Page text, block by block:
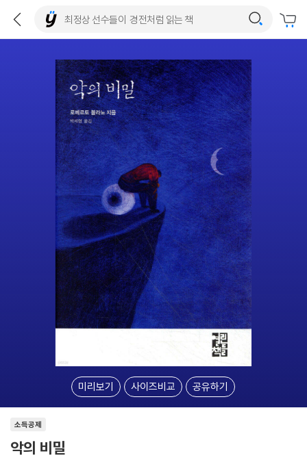
미리보기 사이즈비교 공유하기
소득공제
악의 비밀